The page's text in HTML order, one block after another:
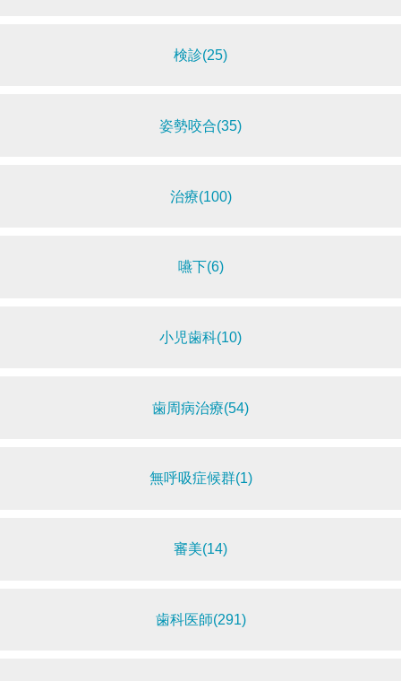
検診(25)
姿勢咬合(35)
治療(100)
嚥下(6)
小児歯科(10)
歯周病治療(54)
無呼吸症候群(1)
審美(14)
歯科医師(291)